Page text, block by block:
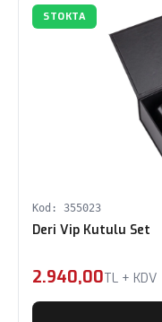
STOKTA
Kod: 355023
Deri Vip Kutulu Set
2.940,00TL + KDV